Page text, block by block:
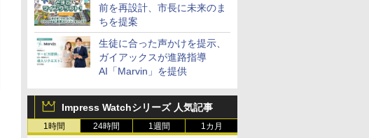
前を再設計、市長に未来のま
ちを提案
生徒に合った声かけを提示、
ガイアックスが進路指導
AI「Marvin」を提供
Impress Watchシリーズ 人気記事
1時間 24時間 1週間 1カ月